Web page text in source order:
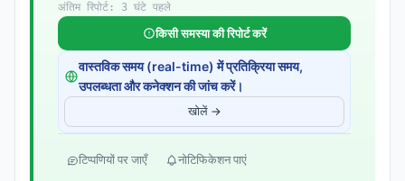
अंतिम रिपोर्ट: 3 घंटे पहले
किसी समस्या की रिपोर्ट करें
वास्तविक समय (real-time) में प्रतिक्रिया समय,
उपलब्धता और कनेक्शन की जांच करें।
खोलें →
टिप्पणियों पर जाएँ नोटिफिकेशन पाएं